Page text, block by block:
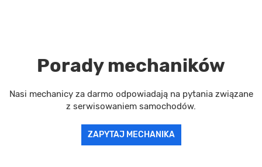
Porady mechaników
Nasi mechanicy za darmo odpowiadają na pytania związane
z serwisowaniem samochodów.
ZAPYTAJ MECHANIKA